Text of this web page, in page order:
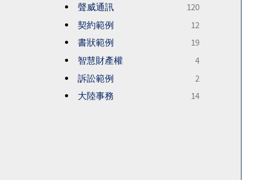
聲威通訊
120
契約範例
12
書狀範例
19
智慧財產權
4
訴訟範例
2
大陸事務
14